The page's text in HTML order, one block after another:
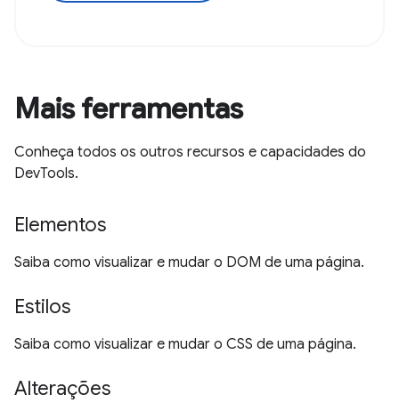
Mais ferramentas
Conheça todos os outros recursos e capacidades do
DevTools.
Elementos
Saiba como visualizar e mudar o DOM de uma página.
Estilos
Saiba como visualizar e mudar o CSS de uma página.
Alterações